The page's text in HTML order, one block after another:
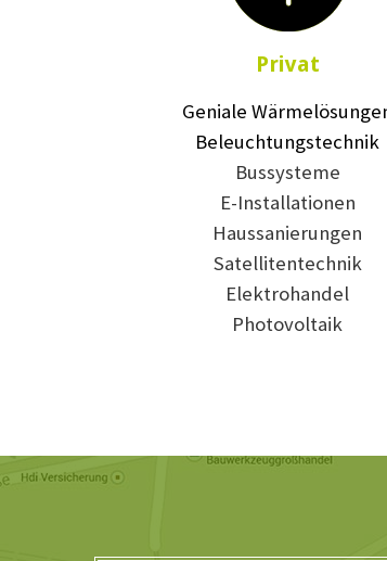
Privat
Geniale
Beleuchtungstechnik
Bussysteme
E-Installationen
Haussanierungen
Satellitentechnik
Elektrohandel
Photovoltaik